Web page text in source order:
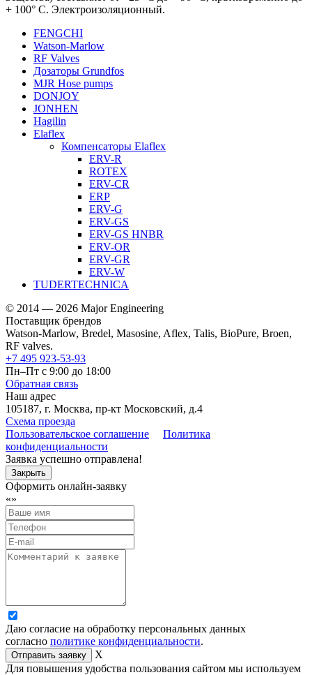
+ 100° C. Электроизоляционный.
FENGCHI
Watson-Marlow
RF Valves
Дозаторы Grundfos
MJR Hose pumps
DONJOY
JONHEN
Hagilin
Elaflex
Компенсаторы Elaflex
ERV-R
ROTEX
ERV-CR
ERP
ERV-G
ERV-GS
ERV-GS HNBR
ERV-OR
ERV-GR
ERV-W
TUDERTECHNICA
© 2014 — 2026 Major Engineering
Поставщик брендов
Watson-Marlow, Bredel, Masosine, Aflex, Talis, BioPure, Broen,
RF valves.
+7 495 923-53-93
Пн–Пт с 9:00 до 18:00
Обратная связь
Наш адрес
105187, г. Москва, пр-кт Московский, д.4
Схема проезда
Пользовательское соглашение
Политика
конфиденциальности
Заявка успешно отправлена!
Закрыть
Оформить онлайн-заявку
«»
Даю согласие на обработку персональных данных
согласно политике конфиденциальности.
X
Для повышения удобства пользования сайтом мы используем